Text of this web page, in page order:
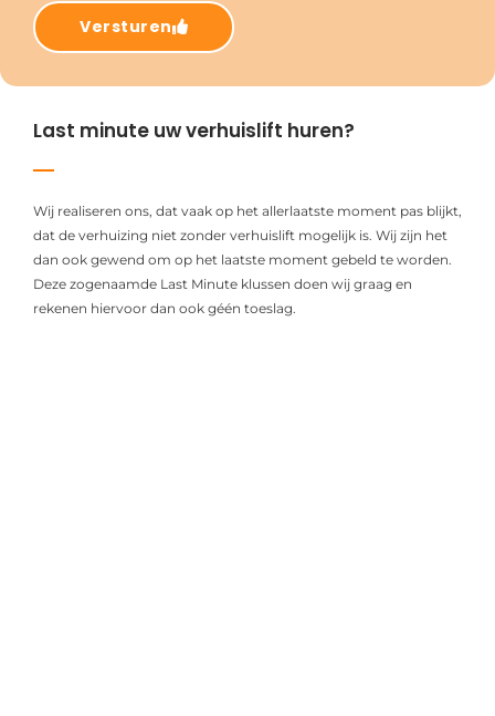
Versturen
Last minute uw verhuislift huren?
Wij realiseren ons, dat vaak op het allerlaatste moment pas blijkt,
dat de verhuizing niet zonder verhuislift mogelijk is. Wij zijn het
dan ook gewend om op het laatste moment gebeld te worden.
Deze zogenaamde Last Minute klussen doen wij graag en
rekenen hiervoor dan ook géén toeslag.